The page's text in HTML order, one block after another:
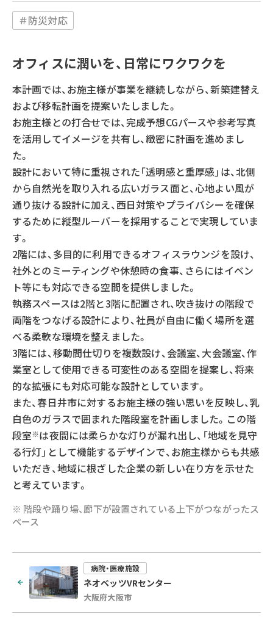
＃防災対応
オフィスに潤いを、日常にワクワクを
本計画では、お施主様が事業を継続しながら、新築建替え
および移転計画を提案いたしました。
お施主様との打合せでは、完成予想CGパースや参考写真
を活用してイメージを共有し、緻密に計画を進めまし
た。
設計において特に重視された「透明感と重厚感」は、北側
から自然光を取り入れる広いガラス面と、心地よい風が
通り抜ける設計に加え、西日対策やプライバシーを確保
するために縦型ルーバーを採用することで実現していま
す。
2階には、多目的に利用できるオフィスラウンジを設け、
社外とのミーティングや休憩時の食事、さらにはイベン
ト等にも対応できる空間を提供しました。
執務スペースは2階と3階に配置され、吹き抜けの階段で
両階をつなげる設計により、社員が自由に働く場所を選
べる柔軟な環境を整えました。
3階には、移動間仕切りを複数設け、会議室、大会議室、作
業室として使用できる可変性のある空間を提案し、将来
的な拡張にも対応可能な設計としています。
また、春日井市に対するお施主様の強い思いを反映し、乳
白色のガラスで囲まれた階段室を計画しました。この階
段室※は夜間には柔らかな灯りが漏れ出し、「地域を見守
る行灯」として機能するデザインで、お施主様からも共感
いただき、地域に根ざした企業の新しい在り方を示せた
と考えています。
※ 階段や踊り場、廊下が設置されている上下がつながったス
ペース
病院・医療施設
ネオベッツVRセンター
大阪府大阪市